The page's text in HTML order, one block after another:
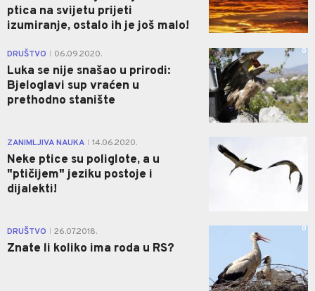
ptica na svijetu prijeti
izumiranje, ostalo ih je još malo!
DRUŠTVO 06.09.2020.
Luka se nije snašao u prirodi:
Bjeloglavi sup vraćen u
prethodno stanište
0
ZANIMLJIVA NAUKA 14.06.2020.
Neke ptice su poliglote, a u
"ptičijem" jeziku postoje i
dijalekti!
DRUŠTVO 26.07.2018.
Znate li koliko ima roda u RS?
0